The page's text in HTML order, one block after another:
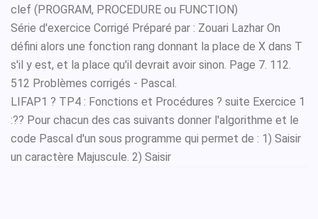
clef (PROGRAM, PROCEDURE ou FUNCTION)
Série d'exercice Corrigé Préparé par : Zouari Lazhar On
défini alors une fonction rang donnant la place de X dans T
s'il y est, et la place qu'il devrait avoir sinon. Page 7. 112.
512 Problèmes corrigés - Pascal.
LIFAP1 ? TP4 : Fonctions et Procédures ? suite Exercice 1
:?? Pour chacun des cas suivants donner l'algorithme et le
code Pascal d'un sous programme qui permet de : 1) Saisir
un caractère Majuscule. 2) Saisir